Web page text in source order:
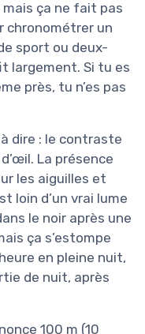
mais ça ne fait pas
chronométrer un
sport ou deux-
largement. Si tu es
près, tu n’es pas
dire : le contraste
La présence
les aiguilles et
loin d’un vrai lume
le noir après une
ça s’estompe
en pleine nuit,
de nuit, après
100 m (10